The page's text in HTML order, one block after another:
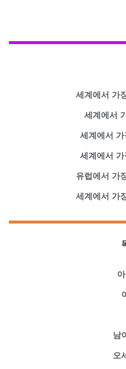
세계에서 가
세계에서
세계에서
세계에서
유럽에서 가
세계에서 가
남
오